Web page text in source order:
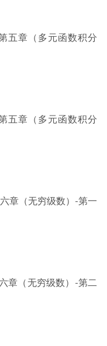
五章（多元函数积分
五章（多元函数积分
章（无穷级数）-第一
章（无穷级数）-第二